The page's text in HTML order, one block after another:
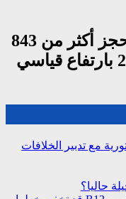
تقرير: الجمارك تتمكن من حجز أكثر من 843
ألف سيجارة مهربة في 2025 بارتفاع قياسي
مع تدبير الخلافات
حاليا؟